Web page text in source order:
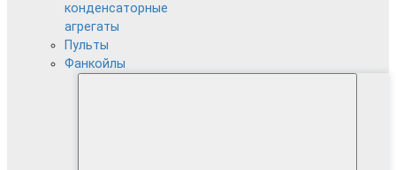
конденсаторные
агрегаты
Пульты
Фанкойлы